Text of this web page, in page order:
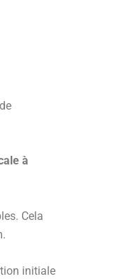
à
Cela
initiale